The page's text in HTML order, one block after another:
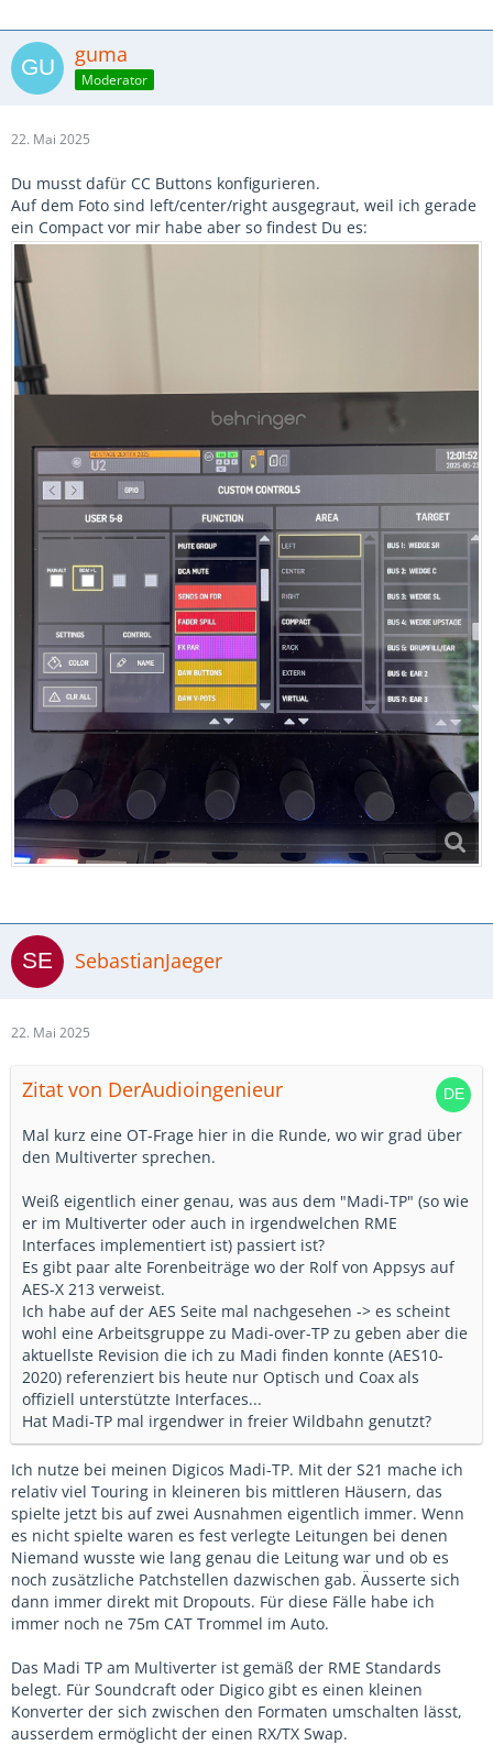
guma
Moderator
22. Mai 2025
Du musst dafür CC Buttons konfigurieren.
Auf dem Foto sind left/center/right ausgegraut, weil ich gerade
ein Compact vor mir habe aber so findest Du es:
SebastianJaeger
22. Mai 2025
Zitat von DerAudioingenieur
Mal kurz eine OT-Frage hier in die Runde, wo wir grad über
den Multiverter sprechen.
Weiß eigentlich einer genau, was aus dem "Madi-TP" (so wie
er im Multiverter oder auch in irgendwelchen RME
Interfaces implementiert ist) passiert ist?
Es gibt paar alte Forenbeiträge wo der Rolf von Appsys auf
AES-X 213 verweist.
Ich habe auf der AES Seite mal nachgesehen -> es scheint
wohl eine Arbeitsgruppe zu Madi-over-TP zu geben aber die
aktuellste Revision die ich zu Madi finden konnte (AES10-
2020) referenziert bis heute nur Optisch und Coax als
offiziell unterstützte Interfaces...
Hat Madi-TP mal irgendwer in freier Wildbahn genutzt?
Ich nutze bei meinen Digicos Madi-TP. Mit der S21 mache ich
relativ viel Touring in kleineren bis mittleren Häusern, das
spielte jetzt bis auf zwei Ausnahmen eigentlich immer. Wenn
es nicht spielte waren es fest verlegte Leitungen bei denen
Niemand wusste wie lang genau die Leitung war und ob es
noch zusätzliche Patchstellen dazwischen gab. Äusserte sich
dann immer direkt mit Dropouts. Für diese Fälle habe ich
immer noch ne 75m CAT Trommel im Auto.
Das Madi TP am Multiverter ist gemäß der RME Standards
belegt. Für Soundcraft oder Digico gibt es einen kleinen
Konverter der sich zwischen den Formaten umschalten lässt,
ausserdem ermöglicht der einen RX/TX Swap.